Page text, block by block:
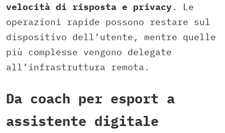
velocità di risposta e privacy. Le
operazioni rapide possono restare sul
dispositivo dell’utente, mentre quelle
più complesse vengono delegate
all’infrastruttura remota.
Da coach per esport a
assistente digitale